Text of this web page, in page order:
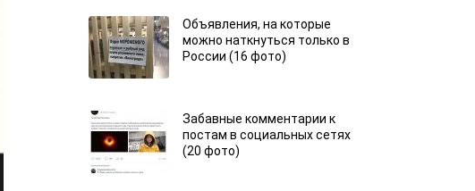
Объявления, на которые
можно наткнуться только в
России (16 фото)
Забавные комментарии к
постам в социальных сетях
(20 фото)